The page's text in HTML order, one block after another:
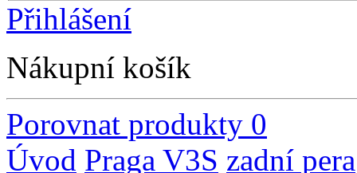
Přihlášení
Nákupní košík
Porovnat produkty 0
Úvod Praga V3S zadní pera